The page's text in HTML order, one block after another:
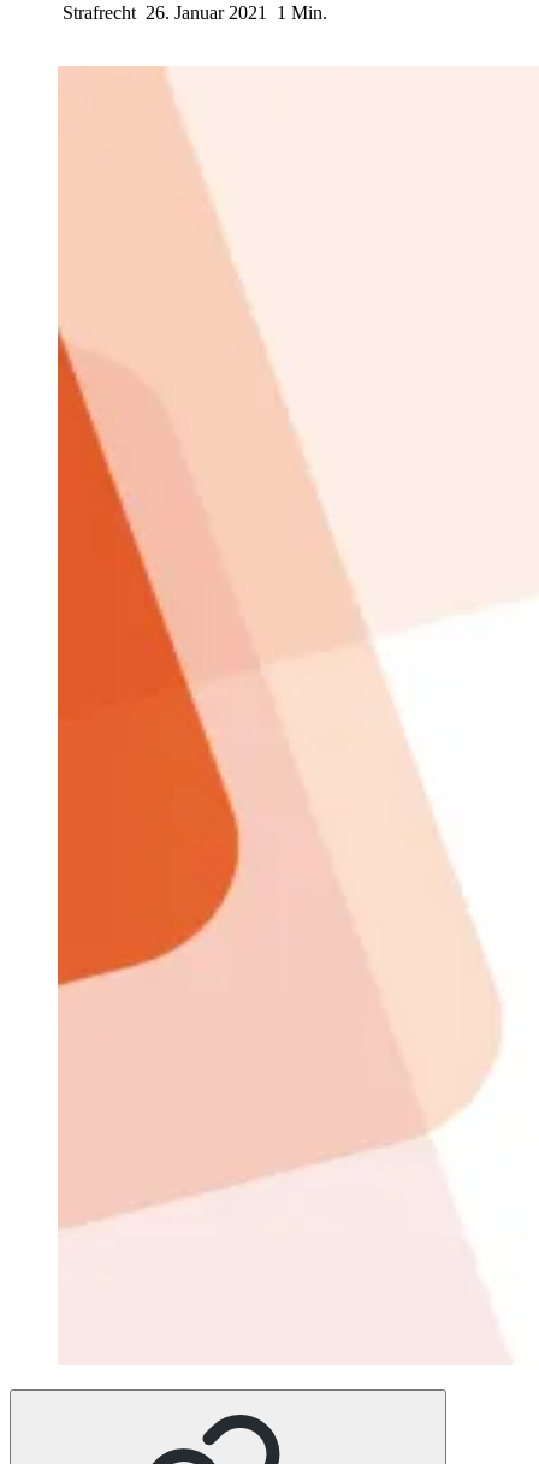
Strafrecht 26. Januar 2021 1 Min.